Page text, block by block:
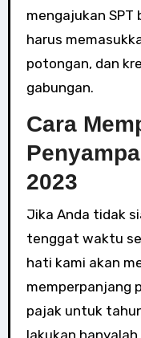
mengajukan SPT
harus
potongan, dan
gabungan.
Cara
2023
Jika Anda tidak
tenggat waktu
hati kami akan
memperpanjang
pajak untuk
lakukan